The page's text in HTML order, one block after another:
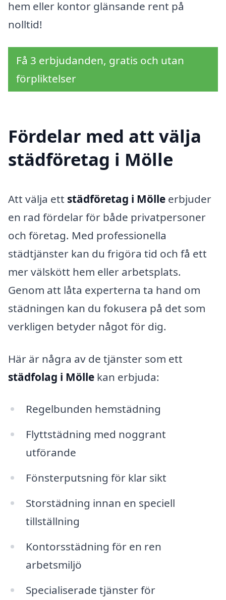
hem eller kontor glänsande rent på
nolltid!
Få 3 erbjudanden, gratis och utan
förpliktelser
Fördelar med att välja
städföretag i Mölle
Att välja ett städföretag i Mölle erbjuder
en rad fördelar för både privatpersoner
och företag. Med professionella
städtjänster kan du frigöra tid och få ett
mer välskött hem eller arbetsplats.
Genom att låta experterna ta hand om
städningen kan du fokusera på det som
verkligen betyder något för dig.
Här är några av de tjänster som ett
städfolag i Mölle kan erbjuda:
Regelbunden hemstädning
Flyttstädning med noggrant
utförande
Fönsterputsning för klar sikt
Storstädning innan en speciell
tillställning
Kontorsstädning för en ren
arbetsmiljö
Specialiserade tjänster för